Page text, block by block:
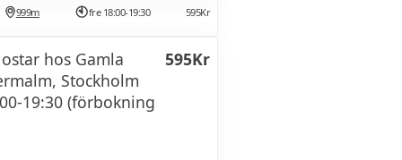
999m fre 18:00-19:30 595Kr
hos Gamla
Stockholm
19:30 (förbokning
595Kr